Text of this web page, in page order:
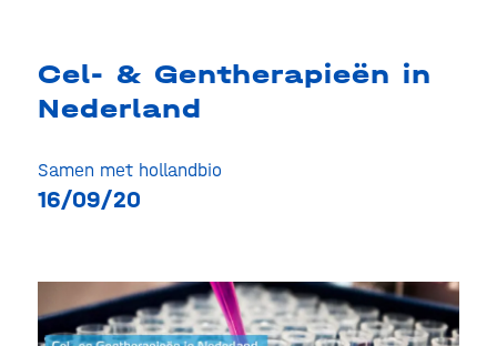
Cel- & Gentherapieën in
Nederland
Samen met hollandbio
16/09/20